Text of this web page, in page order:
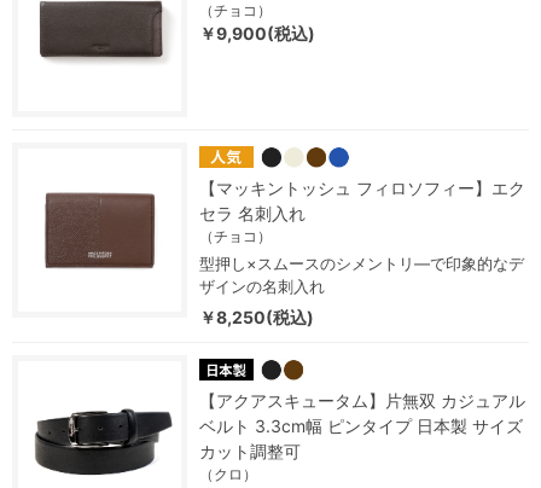
（チョコ）
￥9,900(税込)
【マッキントッシュ フィロソフィー】エク
セラ 名刺入れ
（チョコ）
型押し×スムースのシメントリ―で印象的なデ
ザインの名刺入れ
￥8,250(税込)
【アクアスキュータム】片無双 カジュアル
ベルト 3.3cm幅 ピンタイプ 日本製 サイズ
カット調整可
（クロ）